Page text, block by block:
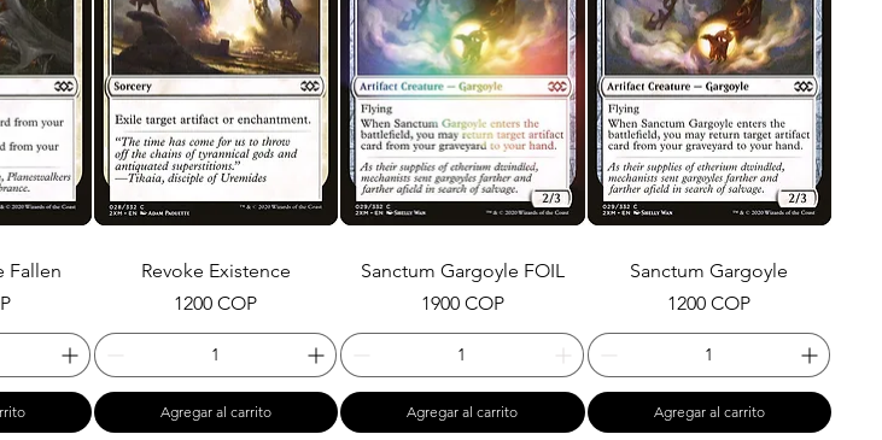
Fallen
Revoke Existence
Precio
1200 COP
Agregar al carrito
Sanctum Gargoyle FOIL
Precio
1900 COP
Agregar al carrito
Sanctum Gargoyle
Precio
1200 COP
Agregar al carrito